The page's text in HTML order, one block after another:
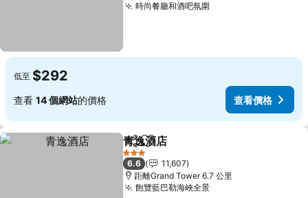
時尚餐廳和酒吧氛圍
低至 $292
查看 14 個網站的價格 查看價格
分享 放到收藏夾
青逸酒店
3 星級
6.6
11,607
距離Grand Tower 6.7 公里
飽覽藍巴勒海峽全景